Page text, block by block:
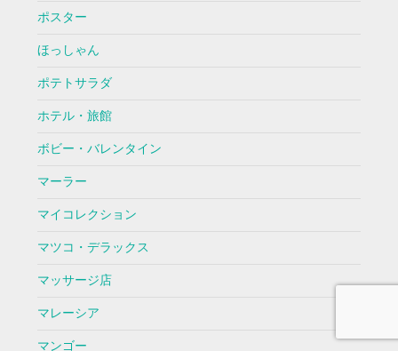
ポスター
ほっしゃん
ポテトサラダ
ホテル・旅館
ボビー・バレンタイン
マーラー
マイコレクション
マツコ・デラックス
マッサージ店
マレーシア
マンゴー